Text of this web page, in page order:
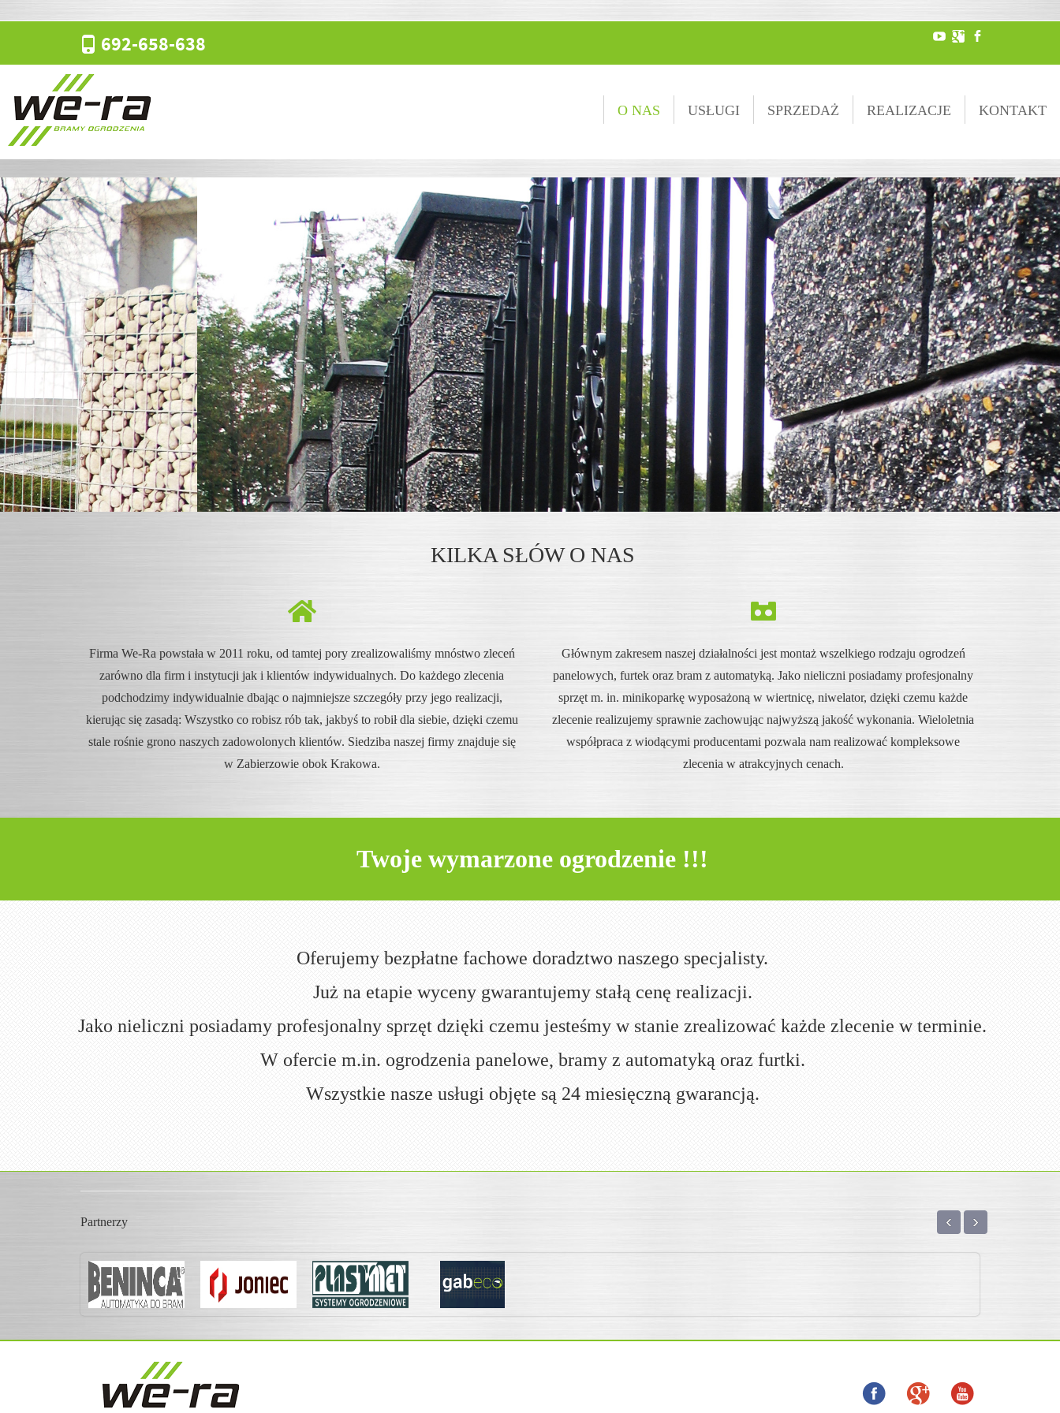
692-658-638
O NAS USŁUGI SPRZEDAŻ REALIZACJE KONTAKT
KILKA SŁÓW O NAS
Firma We-Ra powstała w 2011 roku, od tamtej pory zrealizowaliśmy mnóstwo zleceń
zarówno dla firm i instytucji jak i klientów indywidualnych. Do każdego zlecenia
podchodzimy indywidualnie dbając o najmniejsze szczegóły przy jego realizacji,
kierując się zasadą: Wszystko co robisz rób tak, jakbyś to robił dla siebie, dzięki czemu
stale rośnie grono naszych zadowolonych klientów. Siedziba naszej firmy znajduje się
w Zabierzowie obok Krakowa.
Głównym zakresem naszej działalności jest montaż wszelkiego rodzaju ogrodzeń
panelowych, furtek oraz bram z automatyką. Jako nieliczni posiadamy profesjonalny
sprzęt m. in. minikoparkę wyposażoną w wiertnicę, niwelator, dzięki czemu każde
zlecenie realizujemy sprawnie zachowując najwyższą jakość wykonania. Wieloletnia
współpraca z wiodącymi producentami pozwala nam realizować kompleksowe
zlecenia w atrakcyjnych cenach.
Twoje wymarzone ogrodzenie !!!
Oferujemy bezpłatne fachowe doradztwo naszego specjalisty.
Już na etapie wyceny gwarantujemy stałą cenę realizacji.
Jako nieliczni posiadamy profesjonalny sprzęt dzięki czemu jesteśmy w stanie zrealizować każde zlecenie w terminie.
W ofercie m.in. ogrodzenia panelowe, bramy z automatyką oraz furtki.
Wszystkie nasze usługi objęte są 24 miesięczną gwarancją.
Partnerzy ‹ ›